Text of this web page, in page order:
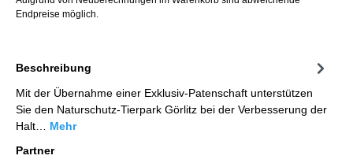
Endpreise möglich.
Beschreibung
Mit der Übernahme einer Exklusiv-Patenschaft unterstützen
Sie den Naturschutz-Tierpark Görlitz bei der Verbesserung der
Halt… Mehr
Partner